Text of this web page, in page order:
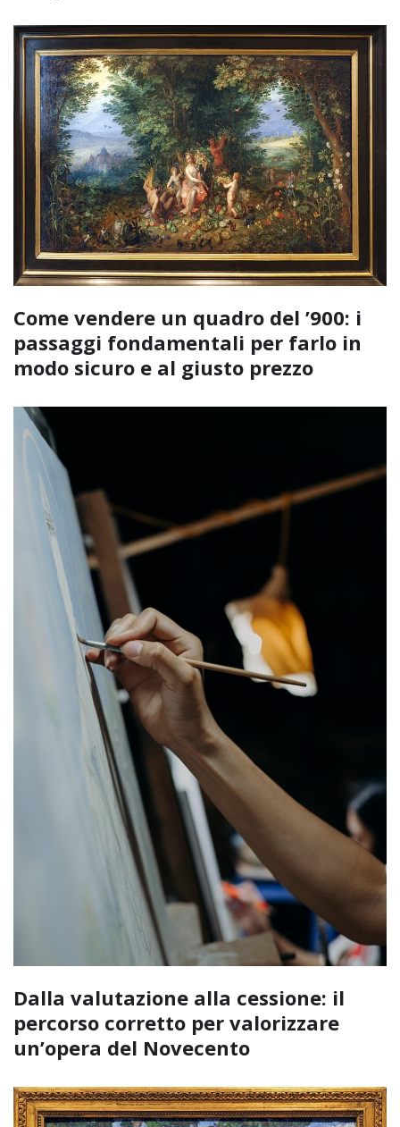
Come vendere un quadro del ’900: i
passaggi fondamentali per farlo in
modo sicuro e al giusto prezzo
Dalla valutazione alla cessione: il
percorso corretto per valorizzare
un’opera del Novecento